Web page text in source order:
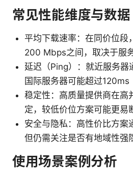
常见性能维度与数据
平均下载速率：在同价位段
200 Mbps之间，取决于服
延迟（Ping）：就近服务器
国际服务器可能超过120ms
稳定性：高质量提供商在高
定，较低价位方案可能更易
安全与隐私：高性价比方案
但仍需关注是否有地域性强
使用场景案例分析